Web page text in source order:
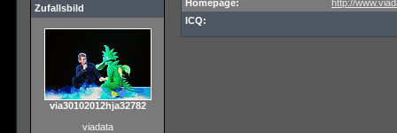
Zufallsbild
via30102012hja32782
viadata
Homepage:
http://
ICQ: